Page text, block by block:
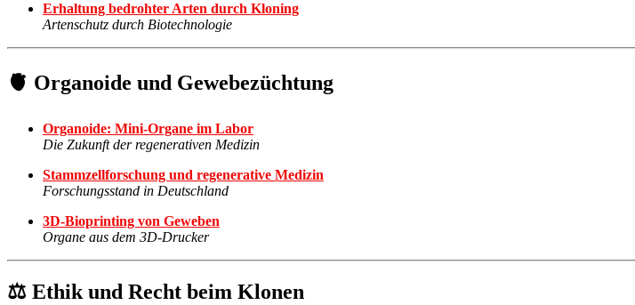
Erhaltung bedrohter Arten durch Kloning
Artenschutz durch Biotechnologie
🫀 Organoide und Gewebezüchtung
Organoide: Mini-Organe im Labor
Die Zukunft der regenerativen Medizin
Stammzellforschung und regenerative Medizin
Forschungsstand in Deutschland
3D-Bioprinting von Geweben
Organe aus dem 3D-Drucker
⚖️ Ethik und Recht beim Klonen